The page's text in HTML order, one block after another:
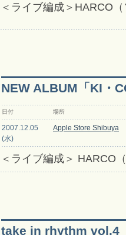
＜ライブ編成＞HARCO
NEW ALBUM「KI・
日付 場所
2007.12.05
(水)
Apple Store Shibuya
＜ライブ編成＞ HARCO
take in rhythm vol.4